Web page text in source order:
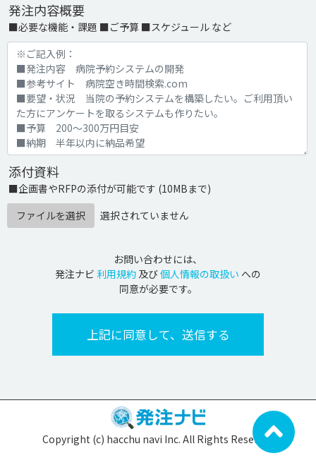
発注内容概要
■必要な機能・課題 ■ご予算 ■スケジュール など
添付資料
■企画書やRFPの添付が可能です (10MBまで)
ファイルを選択
選択されていません
お問い合わせには、
発注ナビ 利用規約 及び個人情報の取扱い への
同意が必要です。
Copyright (c) hacchu navi Inc. All Rights Reserved